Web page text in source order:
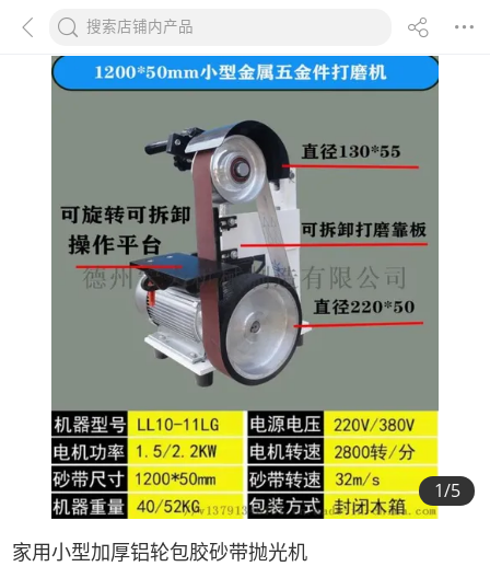
1/5
家用小型加厚铝轮包胶砂带抛光机